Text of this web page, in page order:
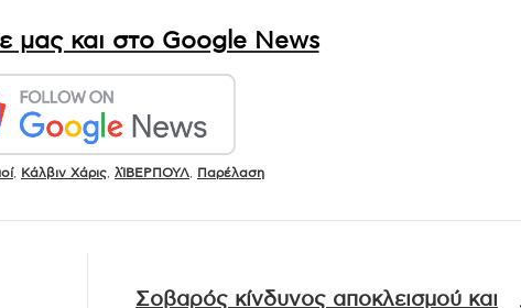
μας και στο Google News
, Κάλβιν Χάρις λΊΒΕΡΠΟΥΛ Παρέλαση
Σοβαρός κίνδυνος αποκλεισμού και